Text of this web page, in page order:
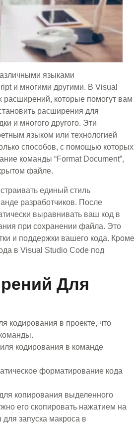
языками
и многими другими. В Visual
расширений, которые помогут вам
расширения для
и многого другого. Эти
языком или технологией
способов, с помощью которых
команды “Format Document”,
файле.
единый стиль
разработчиков. После
выравнивать ваш код в
при сохранении файла. Это
и поддержки вашего кода. Кроме
в Visual Studio Code под
Для
кодирования в проекте, что
кодирования в команде
форматирование кода
копирования выделенного
его скопировать нажатием на
запуска макроса в